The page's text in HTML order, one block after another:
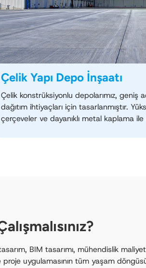
Çelik Yapı Depo İnşaatı
Çelik konstrüksiyonlu depolarımız, geniş
dağıtım ihtiyaçları için tasarlanmıştır.
çerçeveler ve dayanıklı metal kaplama
BIM tasarımı, mühendislik
uygulamasının tüm yaşam